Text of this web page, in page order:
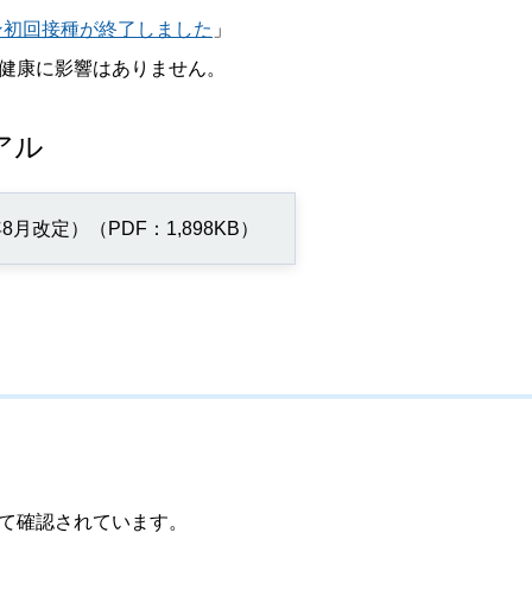
回接種が終了しました 」
康に影響はありません。
ル
改定）（PDF：1,898KB）
確認されています。